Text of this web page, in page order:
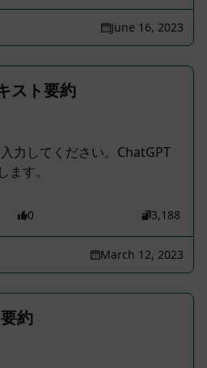
June 16, 2023
スト要約
力してください。ChatGPT
す。
0 3,188
March 12, 2023
約